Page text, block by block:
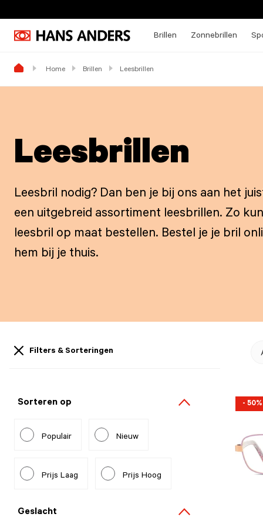
Brillen Zonnebrillen
Home Brillen Leesbrillen
Leesbrillen
Leesbril nodig? Dan ben je bij ons aan het
een uitgebreid assortiment leesbrillen. Zo
leesbril op maat bestellen. Bestel je je bril
hem bij je thuis.
Filters & Sorteringen
Sorteren op
Populair Nieuw
Prijs Laag Prijs Hoog
Geslacht
-